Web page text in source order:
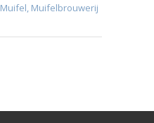
Muifel, Muifelbrouwerij